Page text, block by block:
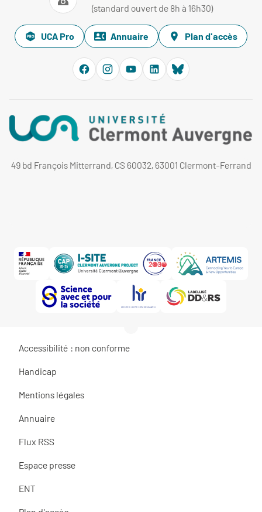
(standard ouvert de 8h à 16h30)
UCA Pro Annuaire Plan d'accès
49 bd François Mitterrand, CS 60032, 63001 Clermont-Ferrand
Accessibilité : non conforme
Handicap
Mentions légales
Annuaire
Flux RSS
Espace presse
ENT